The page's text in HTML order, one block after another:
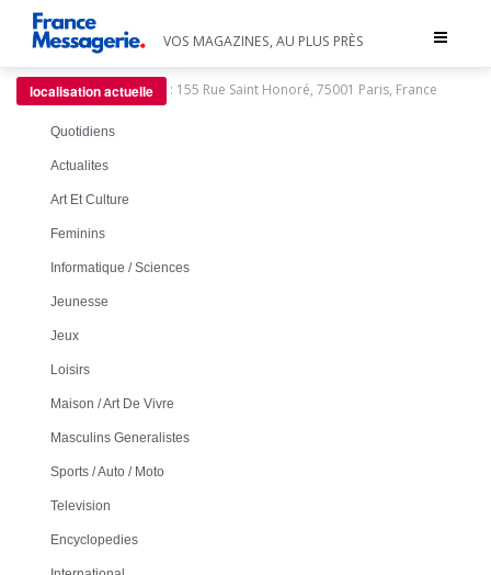
Toggle
VOS MAGAZINES, AU PLUS PRÈS
localisation actuelle : 155 Rue Saint Honoré, 75001 Paris, France
Quotidiens
Actualites
Art Et Culture
Feminins
Informatique / Sciences
Jeunesse
Jeux
Loisirs
Maison / Art De Vivre
Masculins Generalistes
Sports / Auto / Moto
Television
Encyclopedies